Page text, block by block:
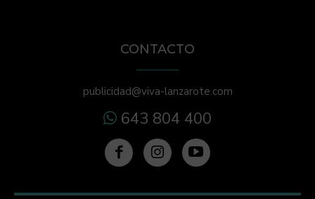
CONTACTO
publicidad@viva-lanzarote.com
643 804 400